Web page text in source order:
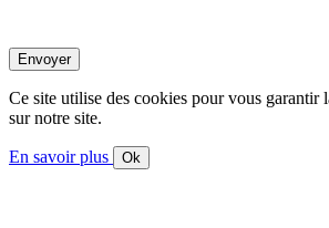
Ce site utilise des cookies pour vous garantir
sur notre site.
En savoir plus Ok